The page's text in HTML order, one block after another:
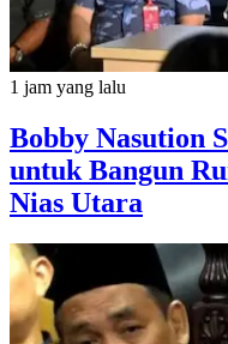
1 jam yang lalu
Bobby Nasution
untuk Bangun
Nias Utara